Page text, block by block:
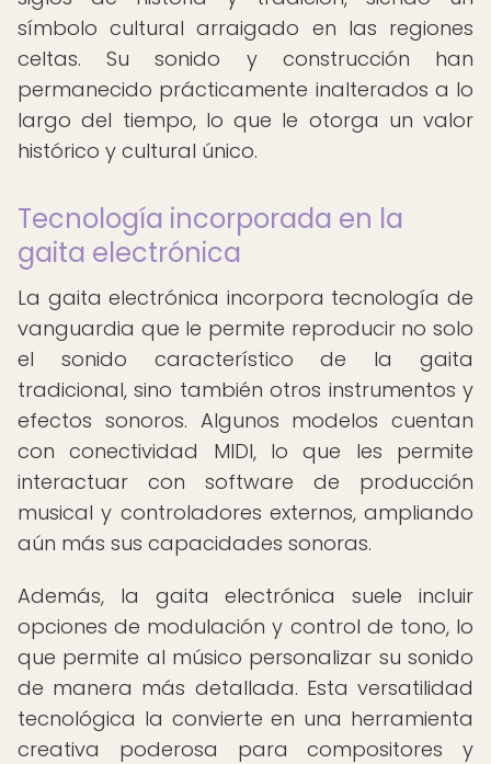
símbolo cultural arraigado en las regiones
celtas. Su sonido y construcción han
permanecido prácticamente inalterados a lo
largo del tiempo, lo que le otorga un valor
histórico y cultural único.
Tecnología incorporada en la
gaita electrónica
La gaita electrónica incorpora tecnología de
vanguardia que le permite reproducir no solo
el sonido característico de la gaita
tradicional, sino también otros instrumentos y
efectos sonoros. Algunos modelos cuentan
con conectividad MIDI, lo que les permite
interactuar con software de producción
musical y controladores externos, ampliando
aún más sus capacidades sonoras.
Además, la gaita electrónica suele incluir
opciones de modulación y control de tono, lo
que permite al músico personalizar su sonido
de manera más detallada. Esta versatilidad
tecnológica la convierte en una herramienta
creativa poderosa para compositores y